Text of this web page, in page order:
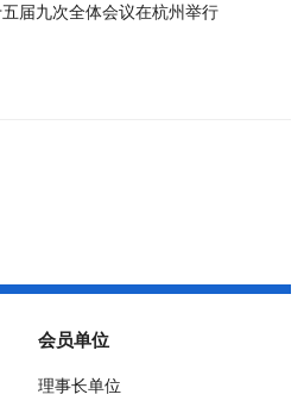
五届九次全体会议在杭州举行
会员单位
理事长单位